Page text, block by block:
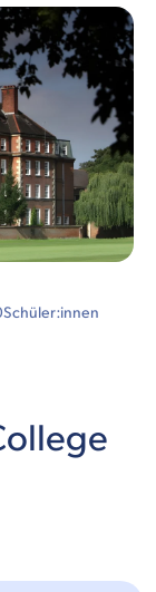
Schüler:innen